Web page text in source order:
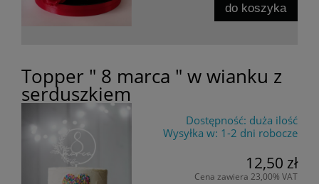
do koszyka
Topper " 8 marca " w wianku z
serduszkiem
Dostępność: duża ilość
Wysyłka w: 1-2 dni robocze
12,50 zł
Cena zawiera 23,00% VAT